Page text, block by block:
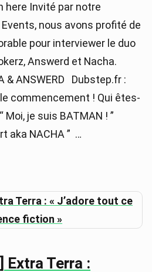
here Invité par notre
nous avons profité de
pour interviewer le duo
Answerd et Nacha.
& ANSWERD Dubstep.fr :
commencement ! Qui êtes-
Moi, je suis BATMAN ! ”
aka NACHA ” …
Extra Terra :